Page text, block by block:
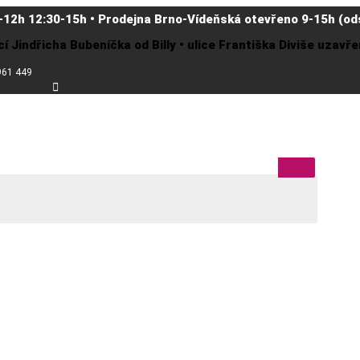
12:30-15h • Prodejna Brno-Vídeňská otevřeno 9-15h
Bubeníčka od Billy • ulice Františka Diviše
449
